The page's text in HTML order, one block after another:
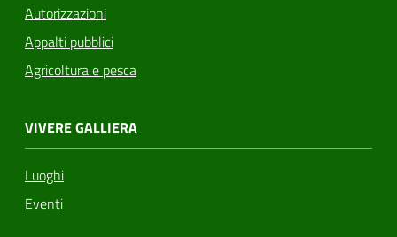
Autorizzazioni
Appalti pubblici
Agricoltura e pesca
VIVERE GALLIERA
Luoghi
Eventi